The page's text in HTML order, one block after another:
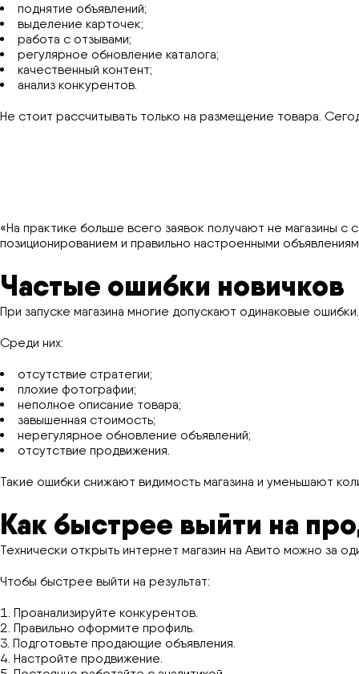
поднятие объявлений;
выделение карточек;
работа с отзывами;
регулярное обновление каталога;
качественный контент;
анализ конкурентов.
Не стоит рассчитывать только на размещение товара.
«На практике больше всего заявок получают не
позиционированием и правильно настроенными
Частые ошибки новичков
При запуске магазина многие допускают одинаковые ошибки.
Среди них:
отсутствие стратегии;
плохие фотографии;
неполное описание товара;
завышенная стоимость;
нерегулярное обновление объявлений;
отсутствие продвижения.
Такие ошибки снижают видимость магазина и уменьшают
Как быстрее выйти на
Технически открыть интернет магазин на Авито можно за
Чтобы быстрее выйти на результат:
Проанализируйте конкурентов.
Правильно оформите профиль.
Подготовьте продающие объявления.
Настройте продвижение.